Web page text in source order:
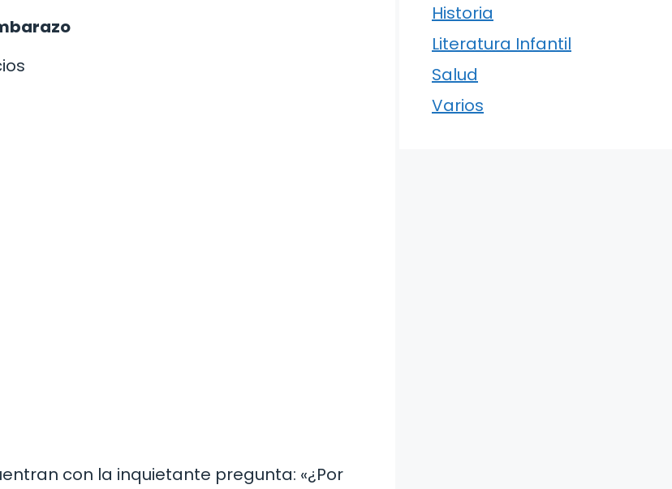
con la inquietante pregunta: «¿Por
Historia
Literatura Infantil
Salud
Varios